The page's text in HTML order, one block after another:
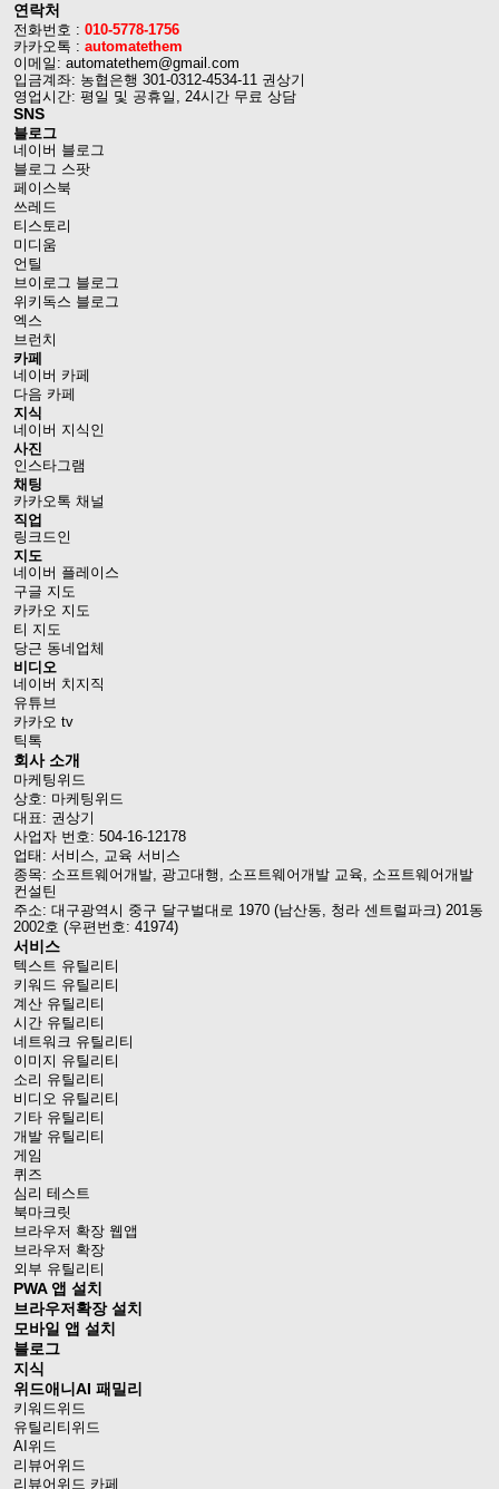
연락처
전화번호 : 010-5778-1756
카카오톡 : automatethem
이메일: automatethem@gmail.com
입금계좌: 농협은행 301-0312-4534-11 권상기
영업시간: 평일 및 공휴일, 24시간 무료 상담
SNS
블로그
네이버 블로그
블로그 스팟
페이스북
쓰레드
티스토리
미디움
언틸
브이로그 블로그
위키독스 블로그
엑스
브런치
카페
네이버 카페
다음 카페
지식
네이버 지식인
사진
인스타그램
채팅
카카오톡 채널
직업
링크드인
지도
네이버 플레이스
구글 지도
카카오 지도
티 지도
당근 동네업체
비디오
네이버 치지직
유튜브
카카오 tv
틱톡
회사 소개
마케팅위드
상호: 마케팅위드
대표: 권상기
사업자 번호: 504-16-12178
업태: 서비스, 교육 서비스
종목: 소프트웨어개발, 광고대행, 소프트웨어개발 교육, 소프트웨어개발
컨설틴
주소: 대구광역시 중구 달구벌대로 1970 (남산동, 청라 센트럴파크) 201동
2002호 (우편번호: 41974)
서비스
텍스트 유틸리티
키워드 유틸리티
계산 유틸리티
시간 유틸리티
네트워크 유틸리티
이미지 유틸리티
소리 유틸리티
비디오 유틸리티
기타 유틸리티
개발 유틸리티
게임
퀴즈
심리 테스트
북마크릿
브라우저 확장 웹앱
브라우저 확장
외부 유틸리티
PWA 앱 설치
브라우저확장 설치
모바일 앱 설치
블로그
지식
위드애니AI 패밀리
키워드위드
유틸리티위드
AI위드
리뷰어위드
리뷰어위드 카페